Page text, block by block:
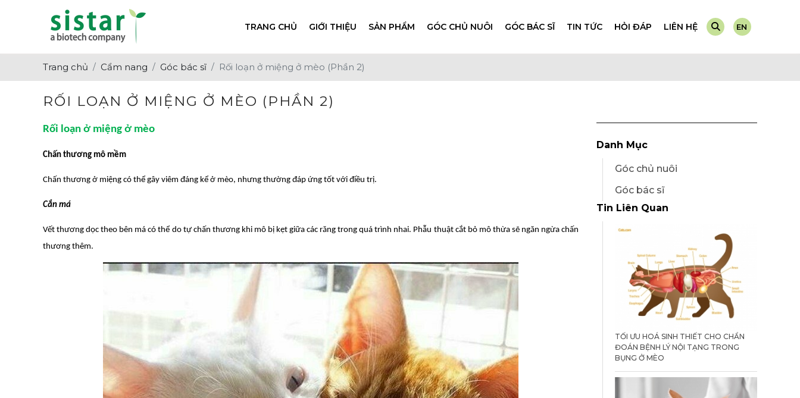
TRANG CHỦ GIỚI THIỆU SẢN PHẨM GÓC CHỦ NUÔI GÓC BÁC SĨ TIN TỨC HỎI ĐÁP LIÊN HỆ EN
Về chúng tôi
Giá trị cốt lõi
Chẩn Đoán
Dinh Dưỡng
Thuốc Điều Trị
Tin Tuyển Dụng
Hoạt Động Sự Kiện
Tin Khuyến Mại
Tin Về Ngành
Trang chủ Cẩm nang Góc bác sĩ Rối loạn ở miệng ở mèo (Phần 2)
RỐI LOẠN Ở MIỆNG Ở MÈO (PHẦN 2)
Rối loạn ở miệng ở mèo
Chấn thương mô mềm
Chấn thương ở miệng có thể gây viêm đáng kể ở mèo, nhưng thường đáp ứng tốt với điều trị.
Cắn má
Vết thương dọc theo bên má có thể do tự chấn thương khi mô bị kẹt giữa các răng trong quá trình nhai. Phẫu thuật cắt bỏ mô thừa sẽ ngăn ngừa chấn
thương thêm.
Danh Mục
Góc chủ nuôi
Góc bác sĩ
Tin Liên Quan
TỐI ƯU HOÁ SINH THIẾT CHO CHẨN
ĐOÁN BỆNH LÝ NỘI TẠNG TRONG
BỤNG Ở MÈO